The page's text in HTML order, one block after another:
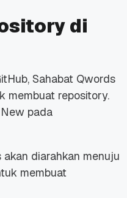
di
Sahabat Qwords
membuat repository.
New pada
diarahkan menuju
membuat